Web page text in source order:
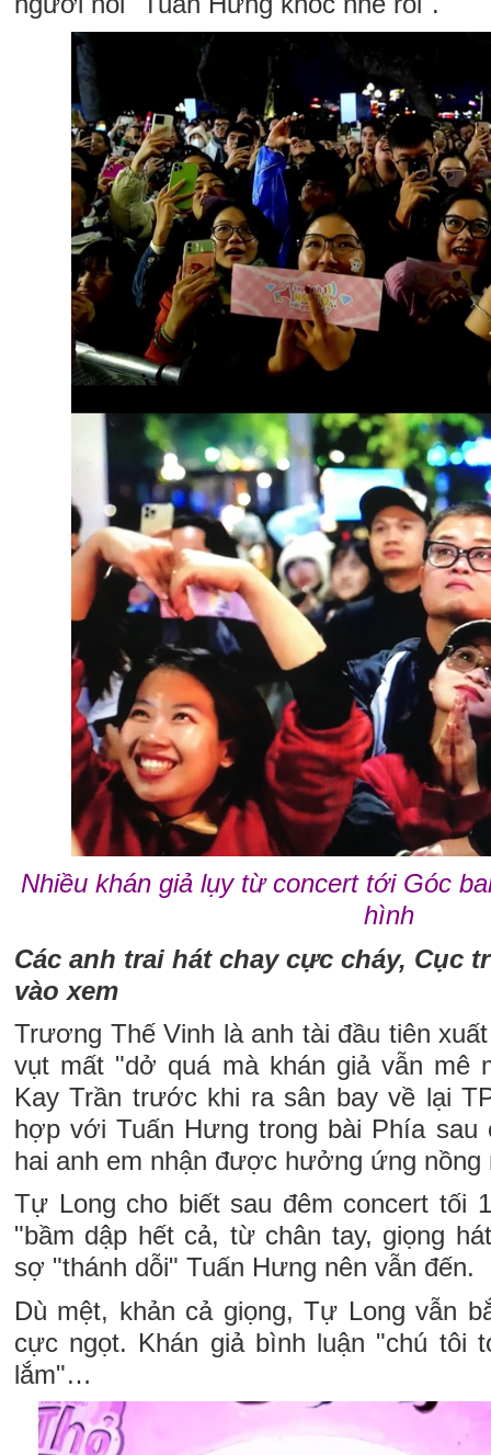
Nhiều khán giả lụy từ concert tới Góc
hình
Các anh trai hát chay cực cháy, Cục
vào xem
Trương Thế Vinh là anh tài đầu tiên
vụt mất "dở quá mà khán giả vẫn mê
Kay Trần trước khi ra sân bay về lại
hợp với Tuấn Hưng trong bài Phía sau
hai anh em nhận được hưởng ứng nồng
Tự Long cho biết sau đêm concert tối
"bầm dập hết cả, từ chân tay, giọng
sợ "thánh dỗi" Tuấn Hưng nên vẫn đến.
Dù mệt, khản cả giọng, Tự Long vẫn
cực ngọt. Khán giả bình luận "chú tôi
lắm"…